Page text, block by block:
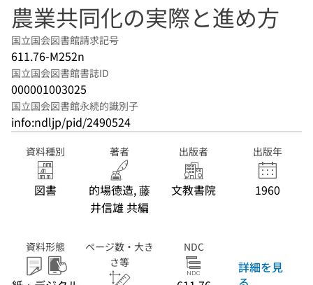
農業共同化の実際と進め方
国立国会図書館請求記号
611.76-M252n
国立国会図書館書誌ID
000001003025
国立国会図書館永続的識別子
info:ndljp/pid/2490524
資料種別
図書
著者
的場徳造, 藤
井信雄 共編
出版者
文教書院
出版年
1960
資料形態
ページ数・大き
さ等
NDC
詳細を見